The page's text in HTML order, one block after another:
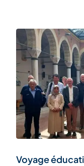
Voyage